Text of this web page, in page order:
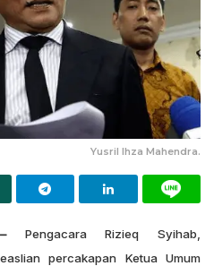
Yusril Ihza Mahendra.
Pengacara Rizieq Syihab,
percakapan Ketua Umum